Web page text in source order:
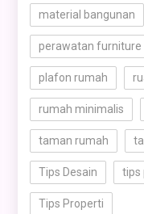
material bangunan
perawatan furniture
plafon rumah
rumah minimalis
taman rumah
Tips Desain tips
Tips Properti